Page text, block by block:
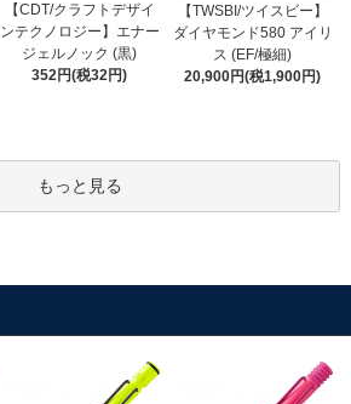
【CDT/クラフトデザイ
ンテクノロジー】エナー
ジェルノック (黒)
352円(税32円)
【TWSBI/ツイスビー】
ダイヤモンド580 アイリ
ス (EF/極細)
20,900円(税1,900円)
もっと見る